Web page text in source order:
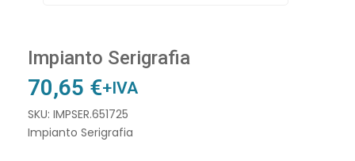
Impianto Serigrafia
70,65 €+IVA
SKU: IMPSER.651725
Impianto Serigrafia